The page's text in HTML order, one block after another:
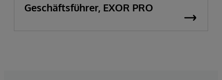
Geschäftsführer, EXOR PRO